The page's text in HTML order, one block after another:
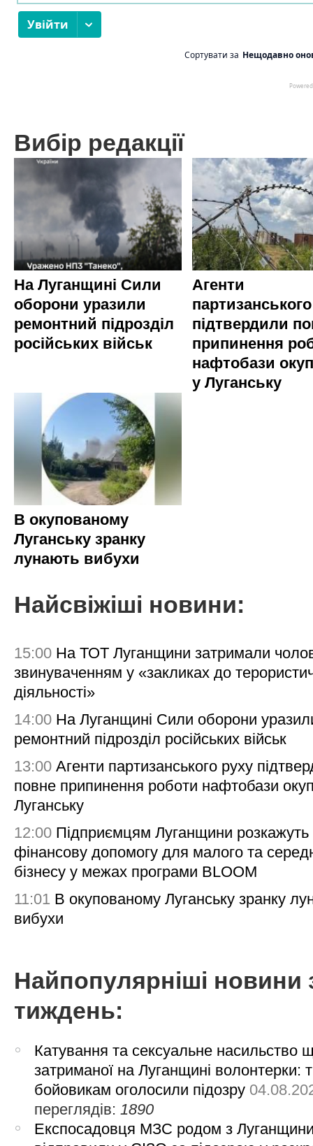
Вибір редакції
На Луганщині Сили
оборони уразили
ремонтний підрозділ
російських військ
Агенти
підтвердили
припинення
нафтобази
у Луганську
В окупованому
Луганську зранку
лунають вибухи
Найсвіжіші новини:
15:00 На ТОТ Луганщини затримали
звинуваченням у «закликах до
діяльності»
14:00 На Луганщині Сили оборони
ремонтний підрозділ російських військ
13:00 Агенти партизанського руху
повне припинення роботи нафтобази
Луганську
12:00 Підприємцям Луганщини розкажуть
фінансову допомогу для малого та
бізнесу у межах програми BLOOM
11:01 В окупованому Луганську зранку
вибухи
Найпопулярніші новини
тиждень:
Катування та сексуальне насильство
затриманої на Луганщині волонтерки:
бойовикам оголосили підозру
переглядів:1890
Експосадовця МЗС родом з